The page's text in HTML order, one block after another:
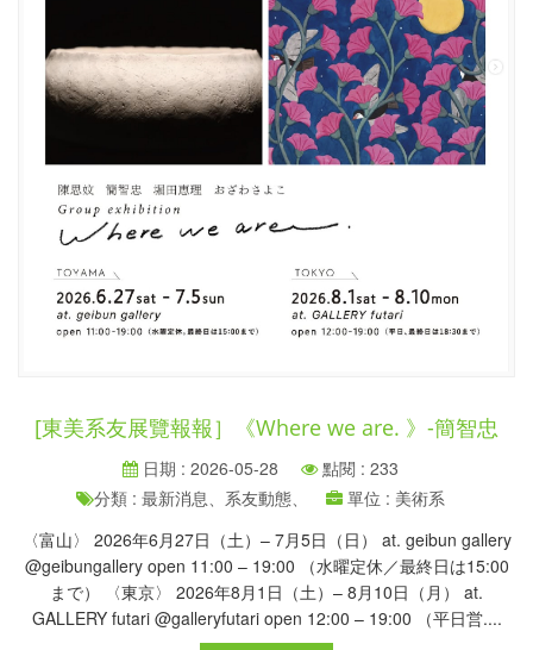
[東美系友展覽報報］《Where we are. 》-簡智忠
日期 : 2026-05-28
點閱 : 233
分類 : 最新消息、系友動態、
單位 : 美術系
〈富山〉 2026年6月27日（土）– 7月5日（日） at. geibun gallery
@geibungallery open 11:00 – 19:00 （水曜定休／最終日は15:00
まで） 〈東京〉 2026年8月1日（土）– 8月10日（月） at.
GALLERY futari @galleryfutari open 12:00 – 19:00 （平日営....